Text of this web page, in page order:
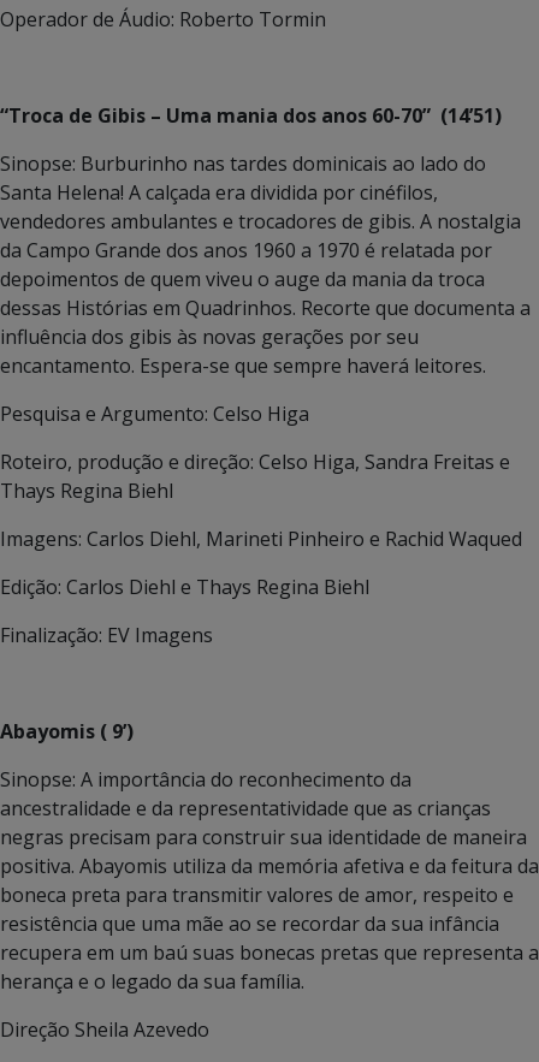
Operador de Áudio: Roberto Tormin
“Troca de Gibis – Uma mania dos anos 60-70” (14’51)
Sinopse: Burburinho nas tardes dominicais ao lado do
Santa Helena! A calçada era dividida por cinéfilos,
vendedores ambulantes e trocadores de gibis. A nostalgia
da Campo Grande dos anos 1960 a 1970 é relatada por
depoimentos de quem viveu o auge da mania da troca
dessas Histórias em Quadrinhos. Recorte que documenta a
influência dos gibis às novas gerações por seu
encantamento. Espera-se que sempre haverá leitores.
Pesquisa e Argumento: Celso Higa
Roteiro, produção e direção: Celso Higa, Sandra Freitas e
Thays Regina Biehl
Imagens: Carlos Diehl, Marineti Pinheiro e Rachid Waqued
Edição: Carlos Diehl e Thays Regina Biehl
Finalização: EV Imagens
Abayomis ( 9’)
Sinopse: A importância do reconhecimento da
ancestralidade e da representatividade que as crianças
negras precisam para construir sua identidade de maneira
positiva. Abayomis utiliza da memória afetiva e da feitura da
boneca preta para transmitir valores de amor, respeito e
resistência que uma mãe ao se recordar da sua infância
recupera em um baú suas bonecas pretas que representa a
herança e o legado da sua família.
Direção Sheila Azevedo